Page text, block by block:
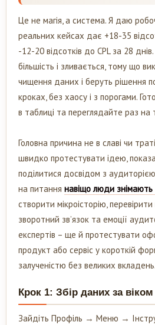
Це не магія, а система. Я даю
реальних кейсах дає +18-35
-12-20 відсотків до CPL за 28
більшість і зливається, тому що
чищення даних і беруть рішення
кроках, без хаосу і з порогами.
в таблиці та переглядайте раз на
Головна причина не в славі чи
швидко протестувати ідею,
поділитися досвідом з
на питання навіщо люди знімають
створити мікроісторію,
зворотний зв’язок та емоції
експертів – ще й протестувати
продукт або сервіс у короткій
залученістю без великих вкладень.
Крок 1: Збір даних за віком
Зайдіть Профіль → Меню →